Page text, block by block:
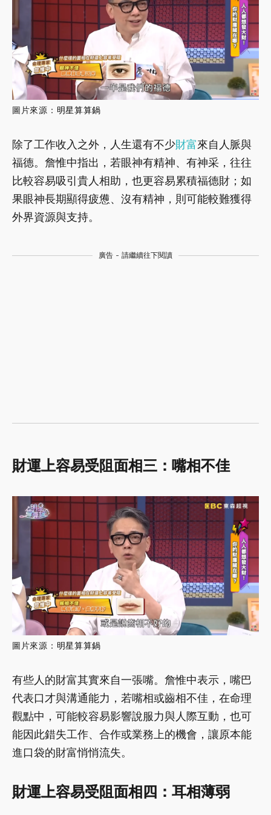
圖片來源： 明星算算鍋
除了工作收入之外，人生還有不少財富來自人脈與
福德。詹惟中指出，若眼神有精神、有神采，往往
比較容易吸引貴人相助，也更容易累積福德財；如
果眼神長期顯得疲憊、沒有精神，則可能較難獲得
外界資源與支持。
廣告 - 請繼續往下閱讀
財運上容易受阻面相三：嘴相不佳
圖片來源： 明星算算鍋
有些人的財富其實來自一張嘴。詹惟中表示，嘴巴
代表口才與溝通能力，若嘴相或齒相不佳，在命理
觀點中，可能較容易影響說服力與人際互動，也可
能因此錯失工作、合作或業務上的機會，讓原本能
進口袋的財富悄悄流失。
財運上容易受阻面相四：耳相薄弱